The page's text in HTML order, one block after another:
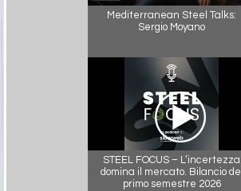
Mediterranean Steel Talks:
Sergio Moyano
STEEL FOCUS – L’incertezza
domina il mercato. Bilancio del
primo semestre 2026